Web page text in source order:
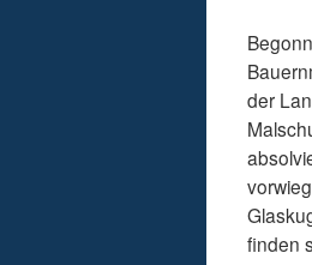
der
finden